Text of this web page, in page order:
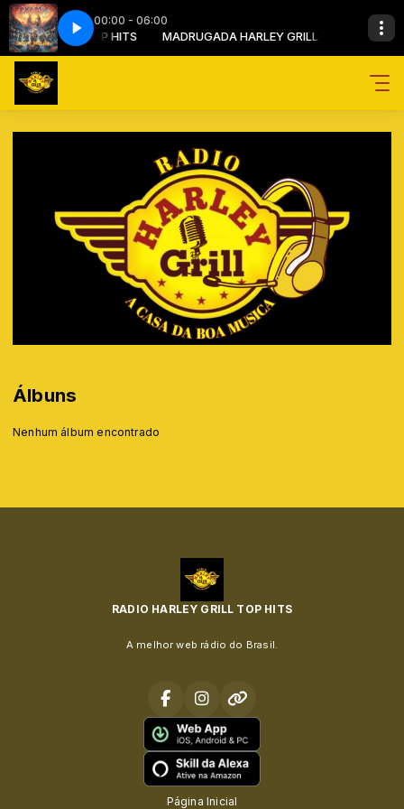
00:00 - 06:00
GRILL TOP HITS MADRUGADA HARLEY GRILL TOP HITS
(1985) ZERO-QUIMERAS (1985)
Álbuns
Nenhum álbum encontrado
RADIO HARLEY GRILL TOP HITS
A melhor web rádio do Brasil.
Página Inicial